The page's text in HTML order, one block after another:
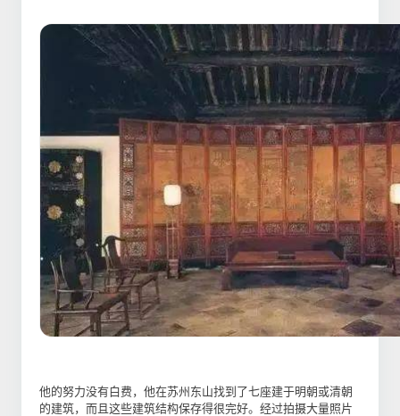
他的努力没有白费，他在苏州东山找到了七座建于明朝或清朝
的建筑，而且这些建筑结构保存得很完好。经过拍摄大量照片